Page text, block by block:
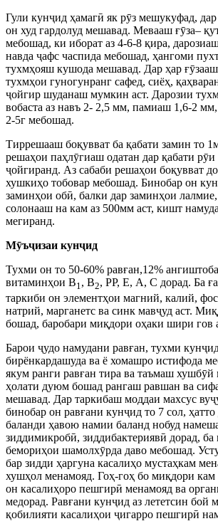
Гули кунҷид ҳамагӣ як рӯз мешукуфад,
он худ гардолуд мешавад. Мевааш ғӯза–
мебошад, ки иборат аз 4-6-8 қира,
навда ҷафс часпида мебошад, ҳангоми
тухмҳояш кушода мешавад. Дар ҳар
тухмҳои гуногунранг сафед, сиёҳ,
ҷойгир шуданаш мумкин аст. Дарозии
вобаста аз навъ 2- 2,5 мм, памиаш 1,6-2
2-5г мебошад.
Тиррешааш боқувват ба қабати замин то
решаҳои паҳлӯгиаш одатан дар қабати
ҷойгиранд. Аз сабаби решаҳои боқувват
хушкиҳо тобовар мебошад. Бинобар он
заминҳои обӣ, балки дар заминҳои
солонааш на кам аз 500мм аст, кишт
мегиранд.
Мӯъҷизаи кунҷид
Тухми он то 50-60% равған,12%
витаминҳои В1 , В2, РР, Е, А, С дорад. Ба
таркиби он элементҳои магний, калий,
натрий, марганетс ва синк мавҷуд аст.
бошад, баробари миқдори оҳаки шири гов
Барои ҷудо намудани равған, тухми
бирёнкардашуда ва ё хомашро истифода
якум ранги равған тира ва таъмаш хушбӯй
ҳолати дуюм бошад рангаш равшан ва
мешавад. Дар таркибаш моддаи махсус
бинобар он равғани кунҷид то 7 сол, ҳатто
баланди ҳавою намии баланд нобуд
зиддимикробӣ, зиддибактериявӣ дорад, ба
бемориҳои шамолхӯрда даво мебошад.
бар зидди ҳаргуна касалиҳо мустаҳкам
хушҳол менамояд. Гоҳ-гоҳ бо миқдори кам
он касалиҳоро пешгирӣ менамояд ва
медорад. Равғани кунҷид аз лететсин бой
қобилияти касалиҳои ҷигарро пешгирӣ